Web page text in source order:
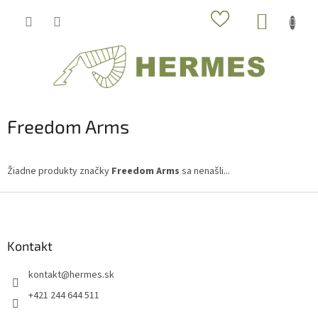
Freedom Arms
Žiadne produkty značky Freedom Arms sa nenašli...
Kontakt
kontakt@hermes.sk
+421 244 644 511